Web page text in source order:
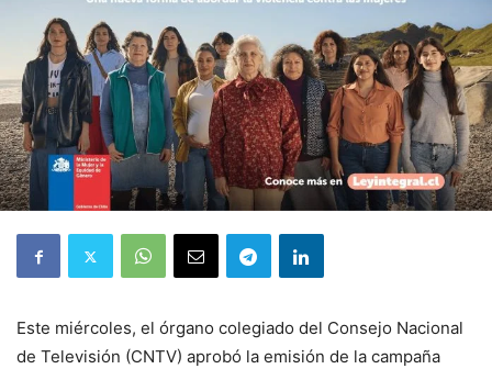
Este miércoles, el órgano colegiado del Consejo Nacional
de Televisión (CNTV) aprobó la emisión de la campaña